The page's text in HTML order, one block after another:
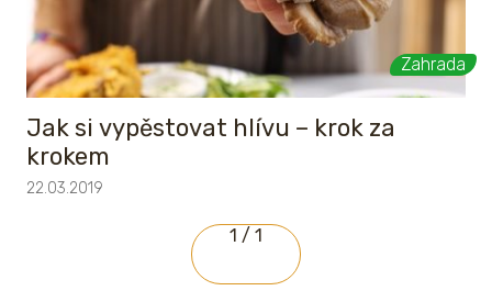
Zahrada
Jak si vypěstovat hlívu – krok za
krokem
22.03.2019
1 / 1